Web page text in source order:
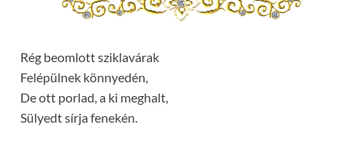
Rég beomlott sziklavárak
Felépülnek könnyedén,
De ott porlad, a ki meghalt,
Sülyedt sírja fenekén.